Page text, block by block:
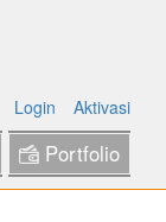
Login Aktivasi
Portfolio